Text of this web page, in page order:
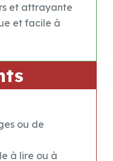
et attrayante
et facile à
ou de
à lire ou à